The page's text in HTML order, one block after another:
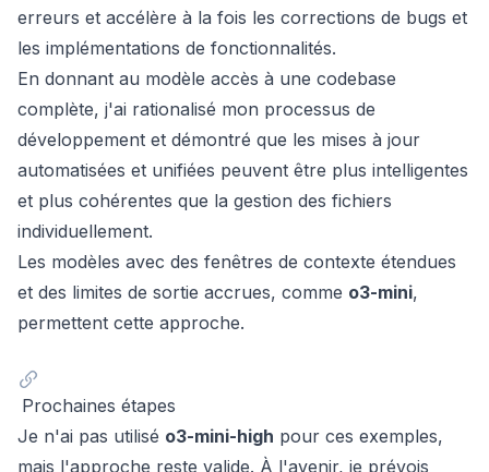
erreurs et accélère à la fois les corrections de bugs et
les implémentations de fonctionnalités.
En donnant au modèle accès à une codebase
complète, j'ai rationalisé mon processus de
développement et démontré que les mises à jour
automatisées et unifiées peuvent être plus intelligentes
et plus cohérentes que la gestion des fichiers
individuellement.
Les modèles avec des fenêtres de contexte étendues
et des limites de sortie accrues, comme o3-mini,
permettent cette approche.
Prochaines étapes
Je n'ai pas utilisé o3-mini-high pour ces exemples,
mais l'approche reste valide. À l'avenir, je prévois